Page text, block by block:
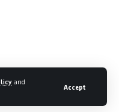
and
Accept